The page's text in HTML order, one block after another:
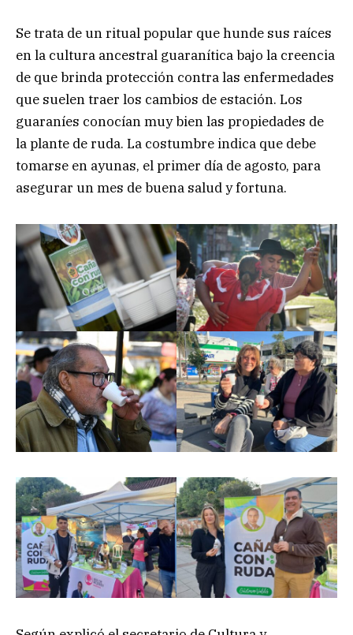
Se trata de un ritual popular que hunde sus raíces
en la cultura ancestral guaranítica bajo la creencia
de que brinda protección contra las enfermedades
que suelen traer los cambios de estación. Los
guaraníes conocían muy bien las propiedades de
la plante de ruda. La costumbre indica que debe
tomarse en ayunas, el primer día de agosto, para
asegurar un mes de buena salud y fortuna.